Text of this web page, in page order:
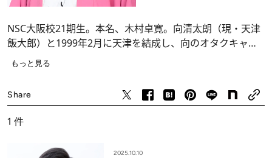
NSC大阪校21期生。本名、木村卓寛。向清太朗（現・天津
飯大郎）と1999年2月に天津を結成し、向のオタクキャラ
を生かした漫才で活躍する。2007年12月には「オールザッ
は全国区に。現在は岩手県に移住し、岩手県の情報番組
「Go!Go!いわて」のMCを務め、冠番組「天津木村のへぇ
～ 岩手、それ あると思います」（ともにIAT岩手朝日テレ
ビ）も人気。
もっと見る
Share
1 件
2025.10.10